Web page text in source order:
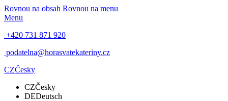
Rovnou na obsah Rovnou na menu
Menu
+420 731 871 920
podatelna@horasvatekateriny.cz
CZČesky
CZČesky
DEDeutsch